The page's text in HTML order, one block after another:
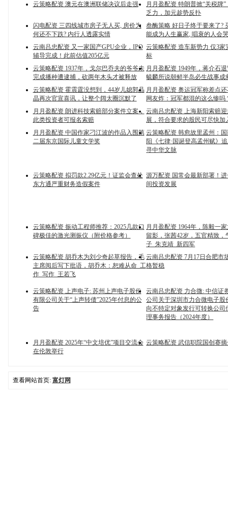
云策略配资 澳元在澳洲联储决议后走强
月月盈配资 特朗普掀“关税牌
乏力，加元趁势反扑
闪电配资 三四线城市房子无人买, 房价为
何还不下跌? 内行人透露实情
叁酶策略 好日子终于要来了?
能成为人生赢家, 唱衰的人会
云南吕忠配资 又一家国产GPU企业，IPO
辅导完成！此前估值205亿元
云策略配资 造车新势力 仅3家
标
云策略配资 1937年，戈尔巴乔夫的爷爷未
完成播种遭逮捕，砍两年木头才被释放
月月盈配资 1949年，蒋介石
毓麟所说朝鲜半岛必生战事成
云策略配资 霍震霆没想到，44岁儿媳郭晶
晶再次官宣喜讯，让整个阔太圈沉默了
月月盈配资 奥运冠军称差点
网友炸：冠军都混的这么惨吗
月月盈配资 朗进科技索赔部分案件立案，
此类投资者可报名索赔
云南吕忠配资 上海新阳索赔
展，符合要求的股民可尽快加
月月盈配资 中国作家刁江波的作品入围第
二届东京国际儿童文学奖
云策略配资 韩愈故里孟州：
阳《七律·国诞登高孟州赋》
寻中华文脉
云策略配资 拟罚款2.29亿元！证监会查处
东方通严重财务造假案件
源万配资 国常会最新部署！
间投资发展
云策略配资 振动工程师推荐：2025几款口
碑极佳的激光测振仪（附价格参考）
月月盈配资 1964年，陈毅一
留影，张茜42岁，五官精致，
子_朱克靖_新四军
云策略配资 胡乔木为刘少奇起草报告，毛
主席阅后写下批语，胡乔木：恕难从命_工
作_写作_王若飞
云南吕忠配资 7月17日合肥市
格暂稳
云策略配资 上声电子: 苏州上声电子股份
有限公司关于“上声转债”2025年付息的公
告
云南吕忠配资 力合微: 中信证
公司关于深圳市力合微电子股
向不特定对象发行可转换公司
理事务报告（2024年度）
月月盈配资 2025年“中文培优”项目交流会
在伦敦举行
云策略配资 武信职院国创赛
查看网站首页: 富灯网